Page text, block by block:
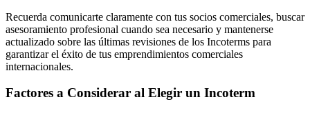
Recuerda comunicarte claramente con tus socios comerciales, buscar
asesoramiento profesional cuando sea necesario y mantenerse
actualizado sobre las últimas revisiones de los Incoterms para
garantizar el éxito de tus emprendimientos comerciales
internacionales.
Factores a Considerar al Elegir un Incoterm